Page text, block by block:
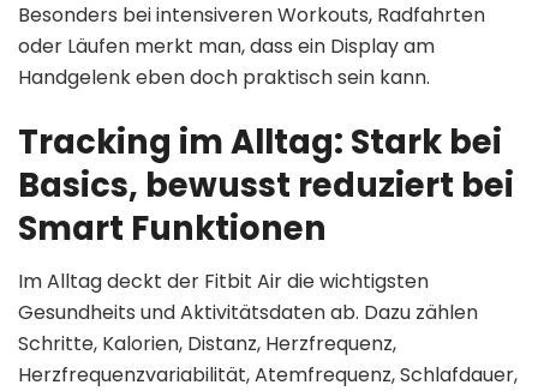
Besonders bei intensiveren Workouts, Radfahrten
oder Läufen merkt man, dass ein Display am
Handgelenk eben doch praktisch sein kann.
Tracking im Alltag: Stark bei
Basics, bewusst reduziert bei
Smart Funktionen
Im Alltag deckt der Fitbit Air die wichtigsten
Gesundheits und Aktivitätsdaten ab. Dazu zählen
Schritte, Kalorien, Distanz, Herzfrequenz,
Herzfrequenzvariabilität, Atemfrequenz, Schlafdauer,